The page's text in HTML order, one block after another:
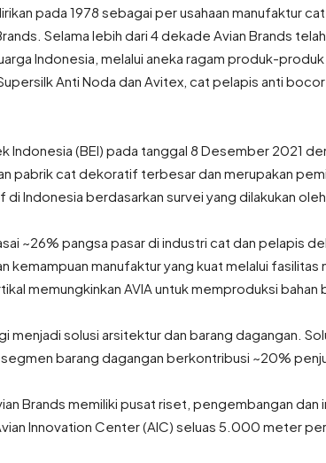
pada 1978 sebagai per usahaan manufaktur
Selama lebih dari 4 dekade Avian Brands
Indonesia, melalui aneka ragam produk-
Anti Noda dan Avitex, cat pelapis anti
Indonesia (BEI) pada tanggal 8 Desember 2021
pabrik cat dekoratif terbesar dan merupakan
Indonesia berdasarkan survei yang dilakukan oleh
~26% pangsa pasar di industri cat dan pelapis
kemampuan manufaktur yang kuat melalui fasilitas
memungkinkan AVIA untuk memproduksi bahan
menjadi solusi arsitektur dan barang dagangan.
barang dagangan berkontribusi ~20%
Brands memiliki pusat riset, pengembangan dan
Innovation Center (AIC) seluas 5.000 meter